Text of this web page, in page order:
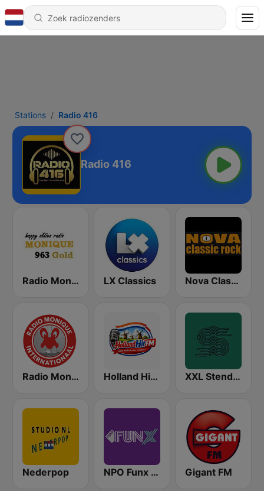
Stations Radio 416
Radio 416
Radio Monique 963 Gold LX Classics Nova Classic Rock
Radio Monique Internationaal Holland Hit FM XXL Stenders
Nederpop NPO Funx NL Gigant FM